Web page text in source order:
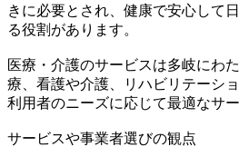
きに必要とされ、健康で安心して
る役割があります。
医療・介護のサービスは多岐にわ
療、看護や介護、リハビリテーシ
利用者のニーズに応じて最適なサ
サービスや事業者選びの観点